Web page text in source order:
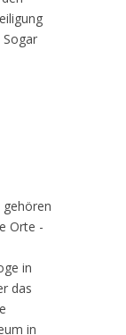
Orte -
in
das
in